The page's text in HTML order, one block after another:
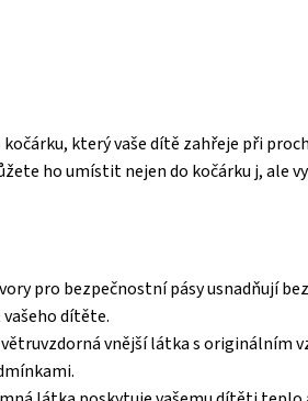
který vaše dítě zahřeje při
ho umístit nejen do kočárku j, ale
pro bezpečnostní pásy usnadňují
dítěte.
vnější látka s originálním